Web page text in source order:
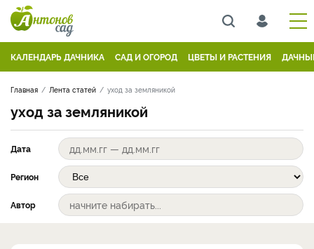
КАЛЕНДАРЬ ДАЧНИКА САД И ОГОРОД ЦВЕТЫ И РАСТЕНИЯ
Главная Лента статей уход за земляникой
уход за земляникой
Дата
Регион
Автор